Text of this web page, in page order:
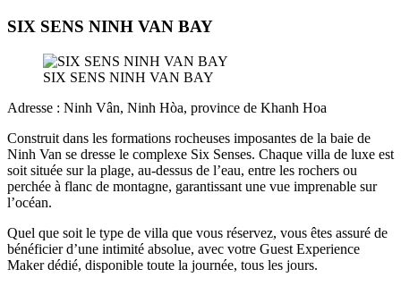
SIX SENS NINH VAN BAY
SIX SENS NINH VAN BAY
Adresse : Ninh Vân, Ninh Hòa, province de Khanh Hoa
Construit dans les formations rocheuses imposantes de la baie de
Ninh Van se dresse le complexe Six Senses. Chaque villa de luxe est
soit située sur la plage, au-dessus de l’eau, entre les rochers ou
perchée à flanc de montagne, garantissant une vue imprenable sur
l’océan.
Quel que soit le type de villa que vous réservez, vous êtes assuré de
bénéficier d’une intimité absolue, avec votre Guest Experience
Maker dédié, disponible toute la journée, tous les jours.